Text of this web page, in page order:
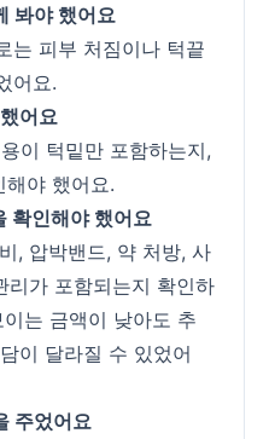
봐야 했어요
는 피부 처짐이나 턱끝
어요.
어요
이 턱밑만 포함하는지,
해야 했어요.
확인해야 했어요
, 압박밴드, 약 처방, 사
리가 포함되는지 확인하
는 금액이 낮아도 추
이 달라질 수 있었어
주었어요